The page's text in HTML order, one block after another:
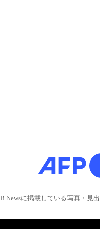
Newsに掲載している写真・見